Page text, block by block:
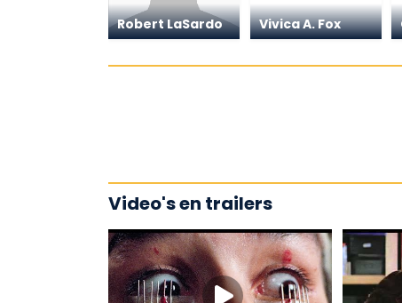
Robert LaSardo Vivica A. Fox
Video's en trailers